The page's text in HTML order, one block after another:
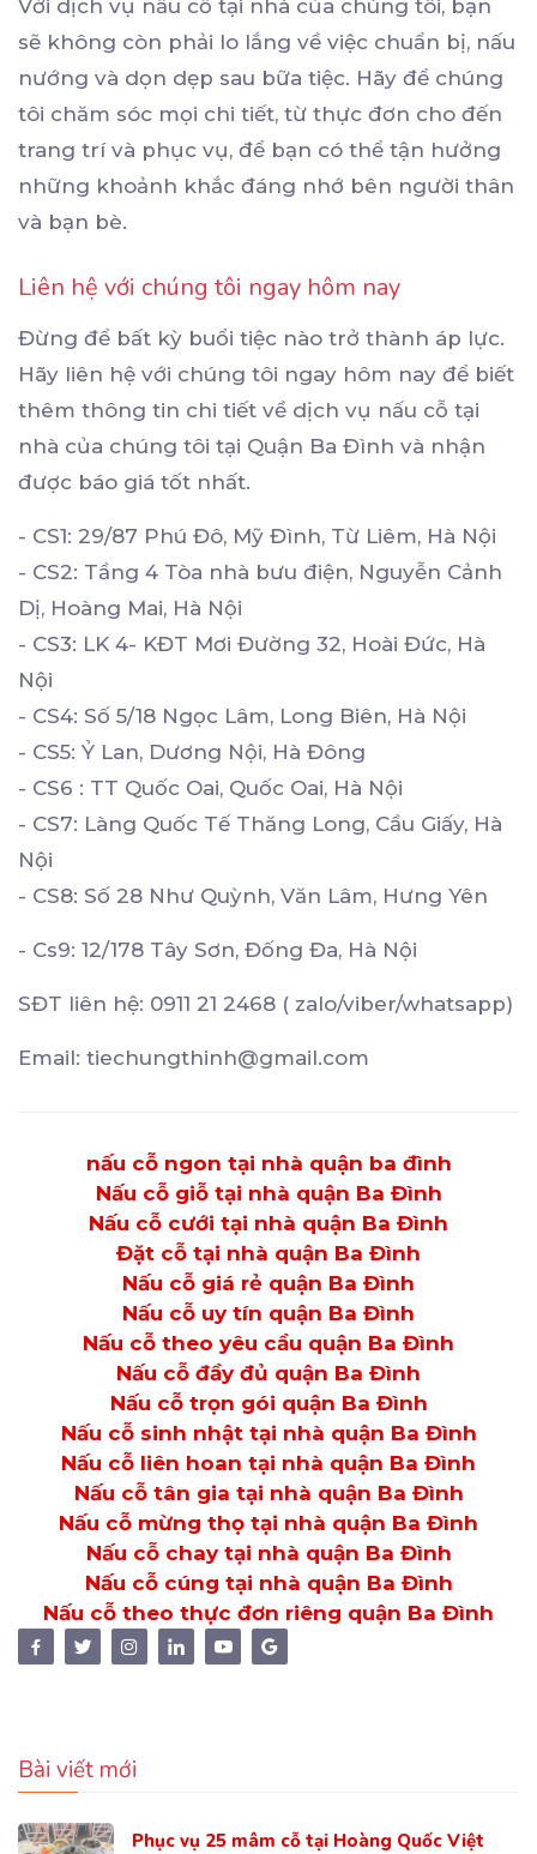
Với dịch vụ nấu cỗ tại nhà của chúng tôi, bạn
sẽ không còn phải lo lắng về việc chuẩn bị, nấu
nướng và dọn dẹp sau bữa tiệc. Hãy để chúng
tôi chăm sóc mọi chi tiết, từ thực đơn cho đến
trang trí và phục vụ, để bạn có thể tận hưởng
những khoảnh khắc đáng nhớ bên người thân
và bạn bè.
Liên hệ với chúng tôi ngay hôm nay
Đừng để bất kỳ buổi tiệc nào trở thành áp lực.
Hãy liên hệ với chúng tôi ngay hôm nay để biết
thêm thông tin chi tiết về dịch vụ nấu cỗ tại
nhà của chúng tôi tại Quận Ba Đình và nhận
được báo giá tốt nhất.
- CS1: 29/87 Phú Đô, Mỹ Đình, Từ Liêm, Hà Nội
- CS2: Tầng 4 Tòa nhà bưu điện, Nguyễn Cảnh
Dị, Hoàng Mai, Hà Nội
- CS3: LK 4- KĐT Mơi Đường 32, Hoài Đức, Hà
Nội
- CS4: Số 5/18 Ngọc Lâm, Long Biên, Hà Nội
- CS5: Ỷ Lan, Dương Nội, Hà Đông
- CS6 : TT Quốc Oai, Quốc Oai, Hà Nội
- CS7: Làng Quốc Tế Thăng Long, Cầu Giấy, Hà
Nội
- CS8: Số 28 Như Quỳnh, Văn Lâm, Hưng Yên
- Cs9: 12/178 Tây Sơn, Đống Đa, Hà Nội
SĐT liên hệ: 0911 21 2468 ( zalo/viber/whatsapp)
Email: tiechungthinh@gmail.com
nấu cỗ ngon tại nhà quận ba đình
Nấu cỗ giỗ tại nhà quận Ba Đình
Nấu cỗ cưới tại nhà quận Ba Đình
Đặt cỗ tại nhà quận Ba Đình
Nấu cỗ giá rẻ quận Ba Đình
Nấu cỗ uy tín quận Ba Đình
Nấu cỗ theo yêu cầu quận Ba Đình
Nấu cỗ đầy đủ quận Ba Đình
Nấu cỗ trọn gói quận Ba Đình
Nấu cỗ sinh nhật tại nhà quận Ba Đình
Nấu cỗ liên hoan tại nhà quận Ba Đình
Nấu cỗ tân gia tại nhà quận Ba Đình
Nấu cỗ mừng thọ tại nhà quận Ba Đình
Nấu cỗ chay tại nhà quận Ba Đình
Nấu cỗ cúng tại nhà quận Ba Đình
Nấu cỗ theo thực đơn riêng quận Ba Đình
Bài viết mới
Phục vụ 25 mâm cỗ tại Hoàng Quốc Việt